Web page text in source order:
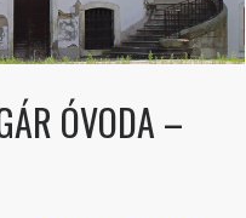
ÓVODA –